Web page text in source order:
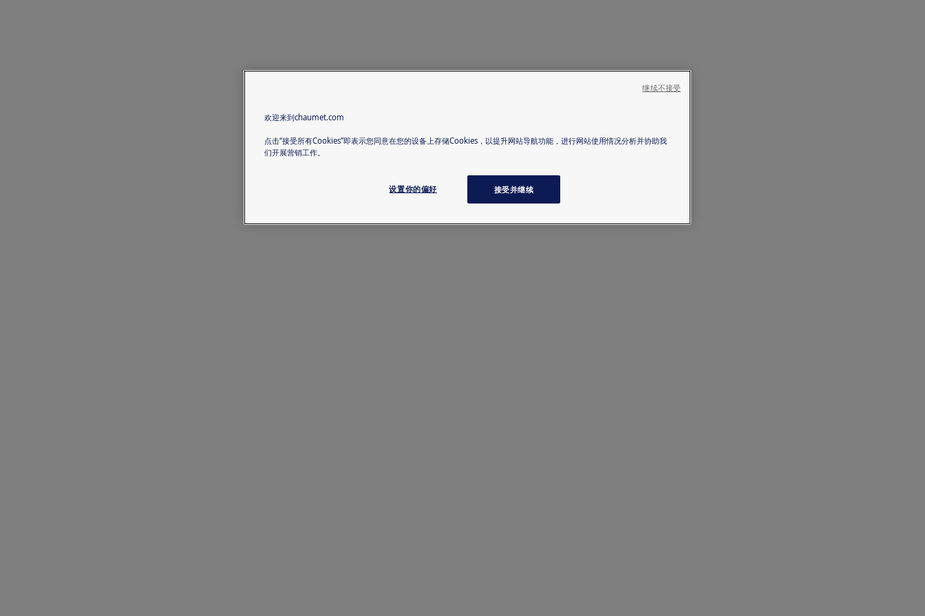
欢迎来到chaumet.com
点击“接受所有Cookies”即表示您同意在您的设备上存储Cookies，以提升网站导航功能，进行网站使用情况分析并协助我
们开展营销工作。
设置你的偏好 接受并继续
继续不接受